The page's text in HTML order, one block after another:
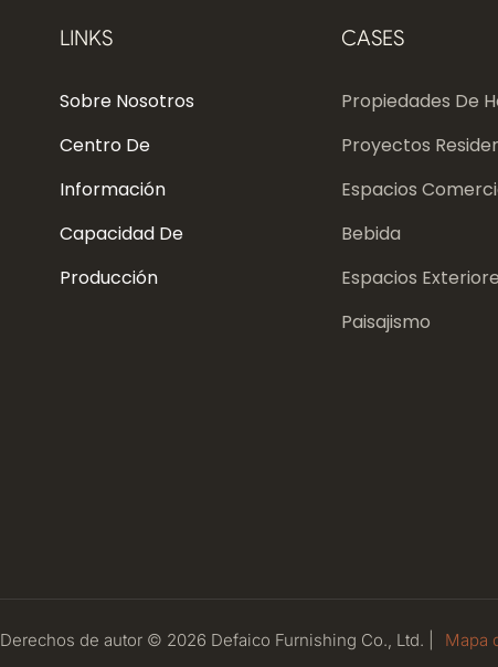
LINKS
Sobre Nosotros
Centro De
Información
Capacidad De
Producción
CASES
Propiedades De
Proyectos
Espacios
Bebida
Espacios
Paisajismo
Derechos de autor © 2026 Defaico Furnishing Co., Ltd. | Mapa